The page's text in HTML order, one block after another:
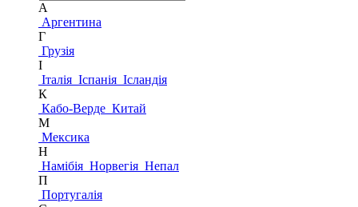
А
Аргентина
Г
Грузія
І
Італія Іспанія Ісландія
К
Кабо-Верде Китай
М
Мексика
Н
Намібія Норвегія Непал
П
Португалія